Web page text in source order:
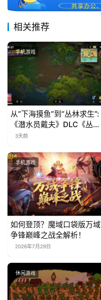
相关推荐
手机游戏
从“下海摸鱼”到“丛林求生”:
《潜水员戴夫》DLC《丛
林》移动端定档8月14日
3天前
手机游戏
如何登顶？魔域口袋版万域
争锋巅峰之战全解析！
2026年7月29日
休闲游戏